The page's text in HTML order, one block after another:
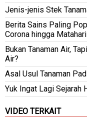
Jenis-jenis Stek
Berita Sains Paling
Corona hingga
Bukan Tanaman Air,
Air?
Asal Usul Tanaman
Yuk Ingat Lagi Sejarah
VIDEO TERKAIT